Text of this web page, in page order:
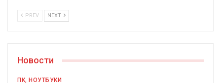
PREV NEXT
Новости
ПК, НОУТБУКИ